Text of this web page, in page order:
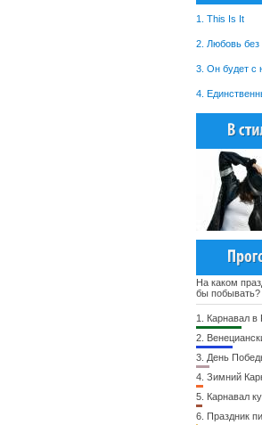
1. This Is It
2. Любовь без
3. Он будет с
4.
На каком
бы побывать?
1. Карнавал
2.
3. День
4. Зимний
5. Карнавал
6. Праздник